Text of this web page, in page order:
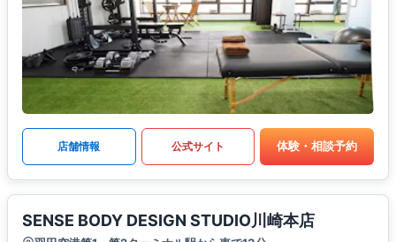
店舗情報 公式サイト 体験・相談予約
SENSE BODY DESIGN STUDIO川崎本店